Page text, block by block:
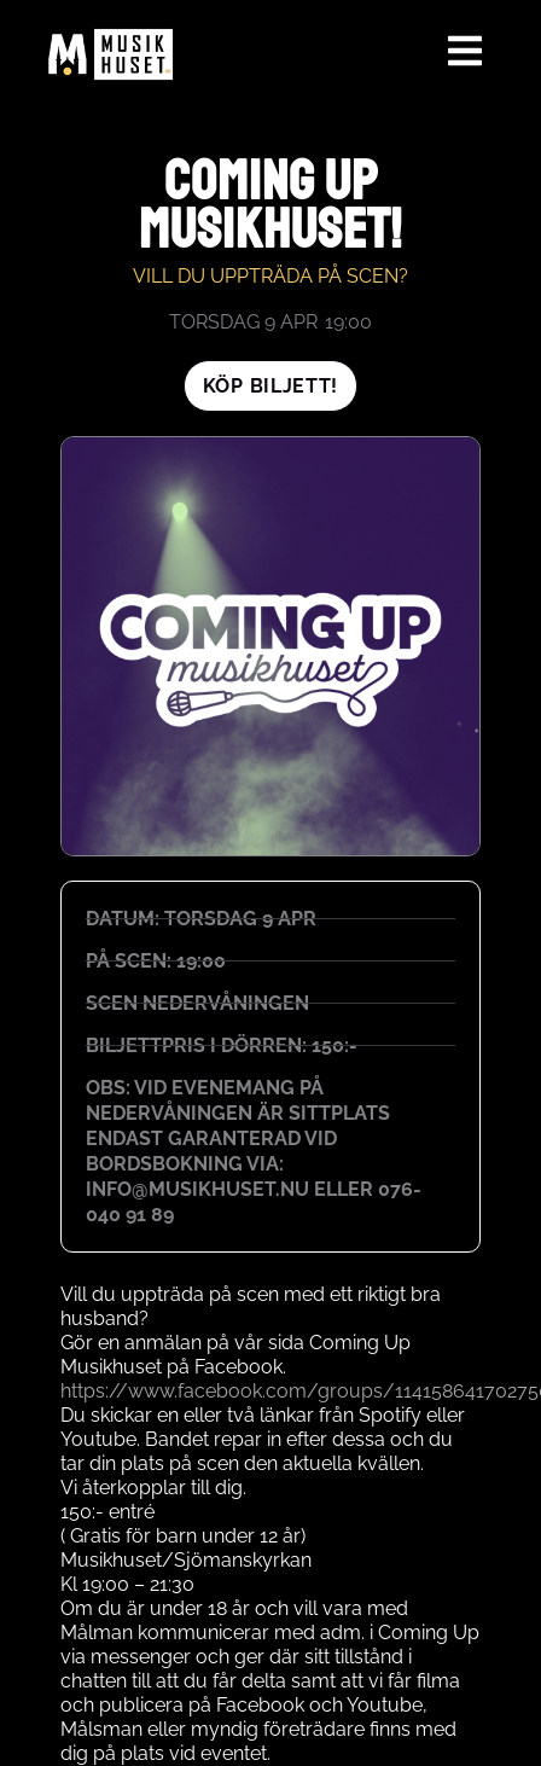
HOPPA
TILL
INNEHÅLLCOMING UP
MUSIKHUSET!
VILL DU UPPTRÄDA PÅ SCEN?
TORSDAG 9 APR 19:00
KÖP BILJETT!
DATUM: TORSDAG 9 APR
PÅ SCEN: 19:00
SCEN NEDERVÅNINGEN
BILJETTPRIS I DÖRREN: 150:-
OBS: VID EVENEMANG PÅ
NEDERVÅNINGEN ÄR SITTPLATS
ENDAST GARANTERAD VID
BORDSBOKNING VIA:
INFO@MUSIKHUSET.NU ELLER 076-
040 91 89
Vill du uppträda på scen med ett riktigt bra
husband?
Gör en anmälan på vår sida Coming Up
Musikhuset på Facebook.
https://www.facebook.com/groups/
Du skickar en eller två länkar från Spotify eller
Youtube. Bandet repar in efter dessa och du
tar din plats på scen den aktuella kvällen.
Vi återkopplar till dig.
150:- entré
( Gratis för barn under 12 år)
Musikhuset/Sjömanskyrkan
Kl 19:00 – 21:30
Om du är under 18 år och vill vara med
Målman kommunicerar med adm. i Coming Up
via messenger och ger där sitt tillstånd i
chatten till att du får delta samt att vi får filma
och publicera på Facebook och Youtube,
Målsman eller myndig företrädare finns med
dig på plats vid eventet.